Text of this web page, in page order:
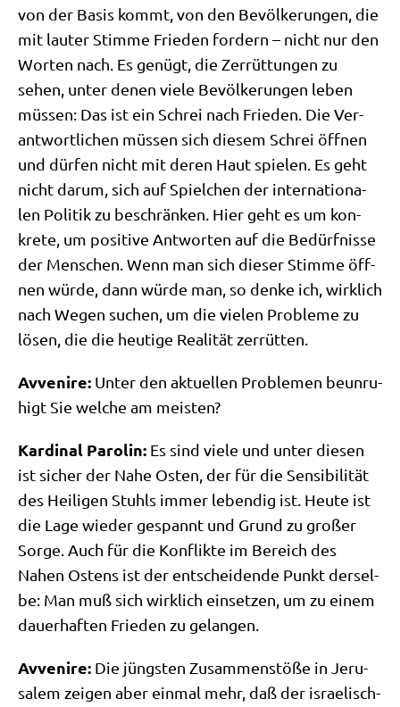
von der Basis kommt, von den Bevöl­ke­run­gen, die
mit lau­ter Stim­me Frie­den for­dern – nicht nur den
Wor­ten nach. Es genügt, die Zer­rüt­tun­gen zu
sehen, unter denen vie­le Bevöl­ke­run­gen leben
müs­sen: Das ist ein Schrei nach Frie­den. Die Ver­
ant­wort­li­chen müs­sen sich die­sem Schrei öff­nen
und dür­fen nicht mit deren Haut spie­len. Es geht
nicht dar­um, sich auf Spiel­chen der inter­na­tio­na­
len Poli­tik zu beschrän­ken. Hier geht es um kon­
kre­te, um posi­ti­ve Ant­wor­ten auf die Bedürf­nis­se
der Men­schen. Wenn man sich die­ser Stim­me öff­
nen wür­de, dann wür­de man, so den­ke ich, wirk­lich
nach Wegen suchen, um die vie­len Pro­ble­me zu
lösen, die die heu­ti­ge Rea­li­tät zerrütten.
Avve­ni­re: Unter den aktu­el­len Pro­ble­men beun­ru­
higt Sie wel­che am meisten?
Kar­di­nal Paro­lin: Es sind vie­le und unter die­sen
ist sicher der Nahe Osten, der für die Sen­si­bi­li­tät
des Hei­li­gen Stuhls immer leben­dig ist. Heu­te ist
die Lage wie­der gespannt und Grund zu gro­ßer
Sor­ge. Auch für die Kon­flik­te im Bereich des
Nahen Ostens ist der ent­schei­den­de Punkt der­sel­
be: Man muß sich wirk­lich ein­set­zen, um zu einem
dau­er­haf­ten Frie­den zu gelangen.
Avve­ni­re: Die jüng­sten Zusam­men­stö­ße in Jeru­
sa­lem zei­gen aber ein­mal mehr, daß der israe­lisch-